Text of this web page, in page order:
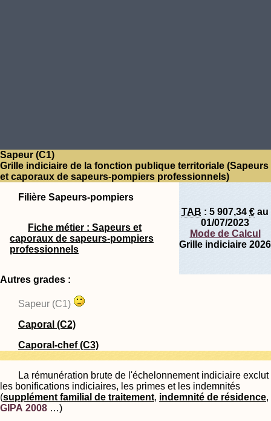
Sapeur (C1)
Grille indiciaire de la fonction publique territoriale (Sapeurs
et caporaux de sapeurs-pompiers professionnels)
Filière Sapeurs-pompiers
Fiche métier : Sapeurs et
caporaux de sapeurs-pompiers
professionnels
TAB : 5 907,34 € au
01/07/2023
Mode de Calcul
Grille indiciaire 2026
Autres grades :
Sapeur (C1)
Caporal (C2)
Caporal-chef (C3)
La rémunération brute de l'échelonnement indiciaire exclut
les bonifications indiciaires, les primes et les indemnités
(supplément familial de traitement, indemnité de résidence,
GIPA 2008 …)